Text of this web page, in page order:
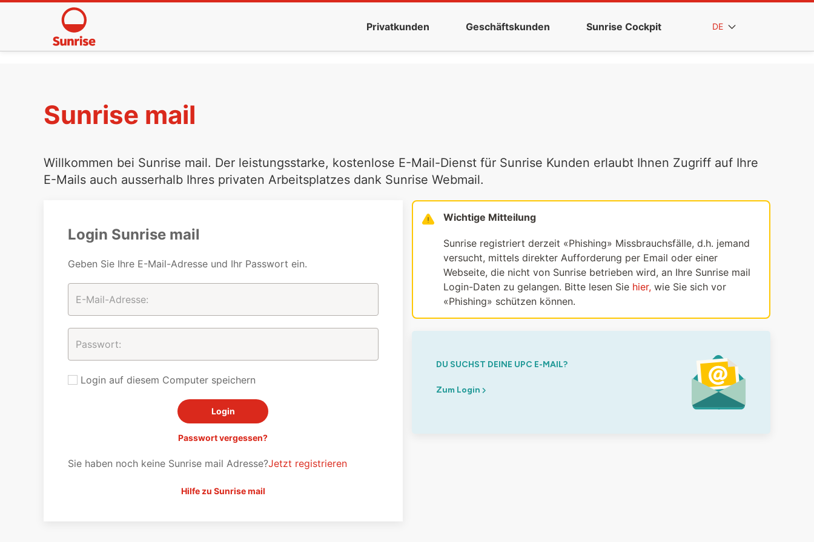
Privatkunden Geschäftskunden Sunrise Cockpit DE
Sunrise mail
Willkommen bei Sunrise mail. Der leistungsstarke, kostenlose E-Mail-Dienst für Sunrise Kunden erlaubt Ihnen Zugriff auf Ihre
E-Mails auch ausserhalb Ihres privaten Arbeitsplatzes dank Sunrise Webmail.
Login Sunrise mail
Geben Sie Ihre E-Mail-Adresse und Ihr Passwort ein.
Login auf diesem Computer speichern
Passwort vergessen?
Sie haben noch keine Sunrise mail Adresse?Jetzt registrieren
Hilfe zu Sunrise mail
Wichtige Mitteilung
Sunrise registriert derzeit «Phishing» Missbrauchsfälle, d.h. jemand
versucht, mittels direkter Aufforderung per Email oder einer
Webseite, die nicht von Sunrise betrieben wird, an Ihre Sunrise mail
Login-Daten zu gelangen. Bitte lesen Sie hier,wie Sie sich vor
«Phishing» schützen können.
DU SUCHST DEINE UPC E-MAIL?
Zum Login